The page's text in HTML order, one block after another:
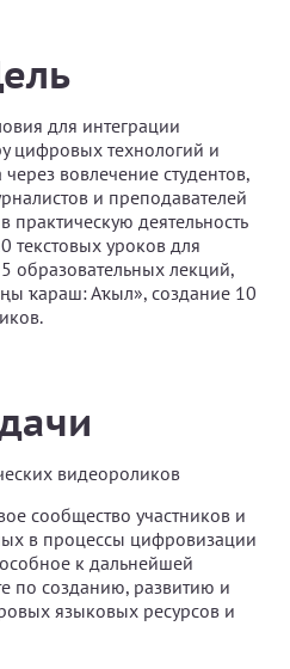
для интеграции
цифровых технологий и
через вовлечение студентов,
и преподавателей
практическую деятельность
текстовых уроков для
образовательных лекций,
ҡараш: Аҡыл», создание 10
видеороликов
сообщество участников и
в процессы цифровизации
к дальнейшей
по созданию, развитию и
языковых ресурсов и